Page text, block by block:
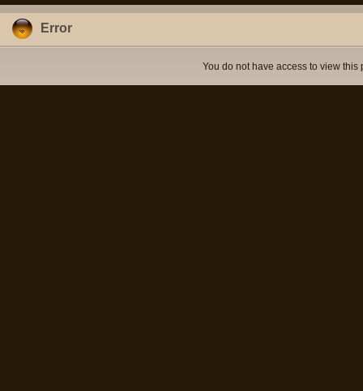
Error
You do not have access to view this